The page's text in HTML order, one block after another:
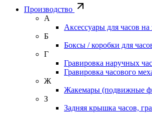
Производство
А
Аксессуары для часов на
Б
Боксы / коробки для
Г
Гравировка наручных
Гравировка часового
Ж
Жакемары (подвижные
З
Задняя крышка часов,